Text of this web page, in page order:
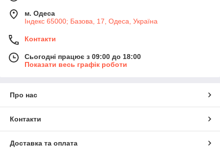
м. Одеса
Індекс 65000; Базова, 17, Одеса, Україна
Контакти
Сьогодні працює з 09:00 до 18:00
Показати весь графік роботи
Про нас
Контакти
Доставка та оплата